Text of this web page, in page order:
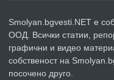
ПРЕДЛАГА
Smolyan.bgvesti.NET е
ООД. Всички статии,
графични и видео
собственост на
посочено друго.